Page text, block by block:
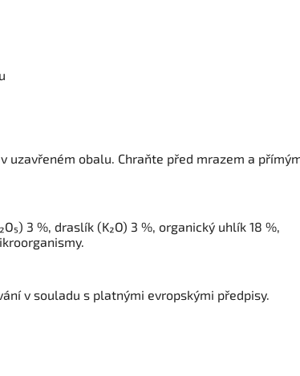
uzavřeném obalu. Chraňte před mrazem a
3 %, draslík (K₂O) 3 %, organický uhlík 18 %,
v souladu s platnými evropskými předpisy.